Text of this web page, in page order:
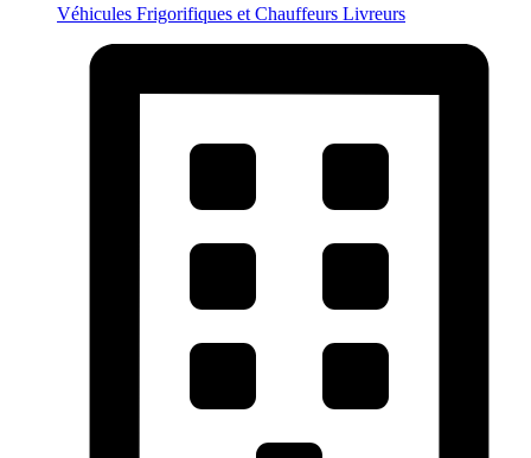
Véhicules Frigorifiques et Chauffeurs Livreurs